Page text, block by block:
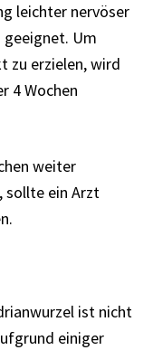
leichter nervöser
geeignet. Um
zu erzielen, wird
4 Wochen
weiter
sollte ein Arzt
ist nicht
einiger